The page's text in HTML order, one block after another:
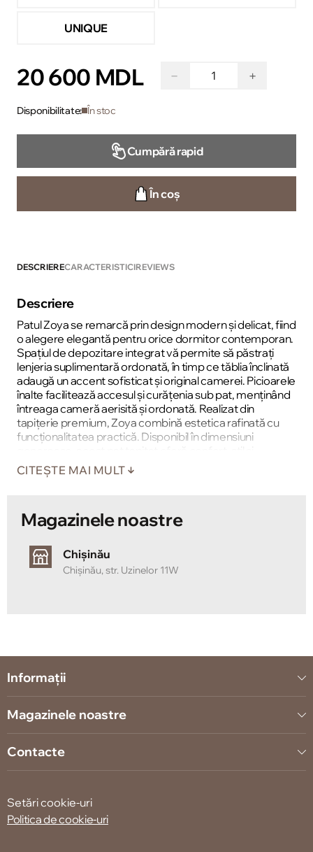
UNIQUE
20 600 MDL − +
Disponibilitate: În stoc
Cumpără rapid
În coș
DESCRIERECARACTERISTICIREVIEWS
Descriere
Patul Zoya se remarcă prin design modern și delicat, fiind
o alegere elegantă pentru orice dormitor contemporan.
Spațiul de depozitare integrat vă permite să păstrați
lenjeria suplimentară ordonată, în timp ce tăblia înclinată
adaugă un accent sofisticat și original camerei. Picioarele
înalte facilitează accesul și curățenia sub pat, menținând
întreaga cameră aerisită și ordonată. Realizat din
tapițerie premium, Zoya combină estetica rafinată cu
funcționalitatea practică. Disponibil în dimensiuni
durabilitate pe termen lung.
CITEȘTE MAI MULT
Magazinele noastre
Chișinău
Chișinău, str. Uzinelor 11W
Informații
Magazinele noastre
Contacte
Setări cookie-uri
Politica de cookie-uri